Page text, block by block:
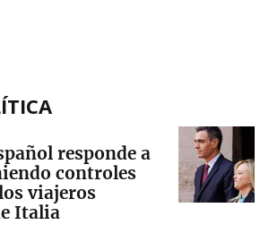
responde a
controles
viajeros
Italia